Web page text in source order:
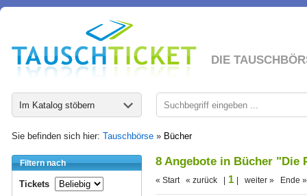
DIE
Im Katalog stöbern
Sie befinden sich hier: Tauschbörse » Bücher
Filtern nach
Tickets
8 Angebote in Bücher "Die
« Start « zurück | 1 | weiter » Ende »